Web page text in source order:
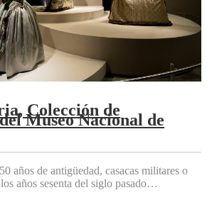
Colección de
Museo Nacional de
años de antigüedad, casacas militares o
años sesenta del siglo pasado…